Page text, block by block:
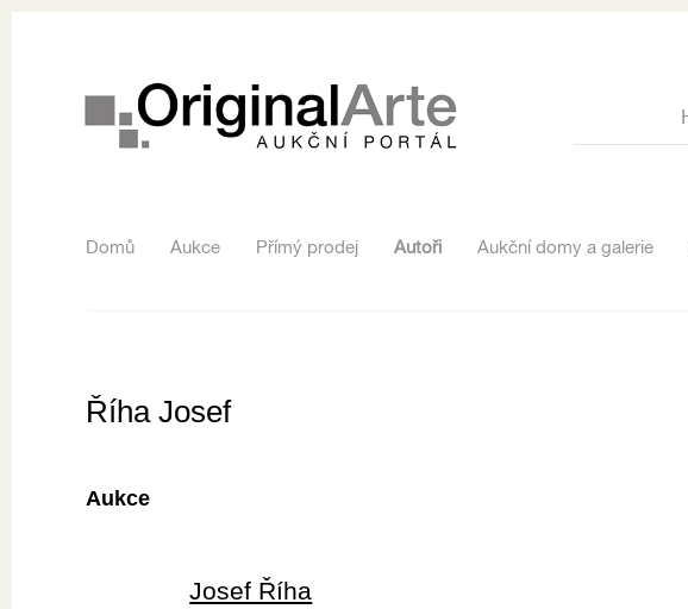
Domů Aukce Přímý prodej Autoři Aukční domy a galerie
Říha Josef
Aukce
Josef Říha